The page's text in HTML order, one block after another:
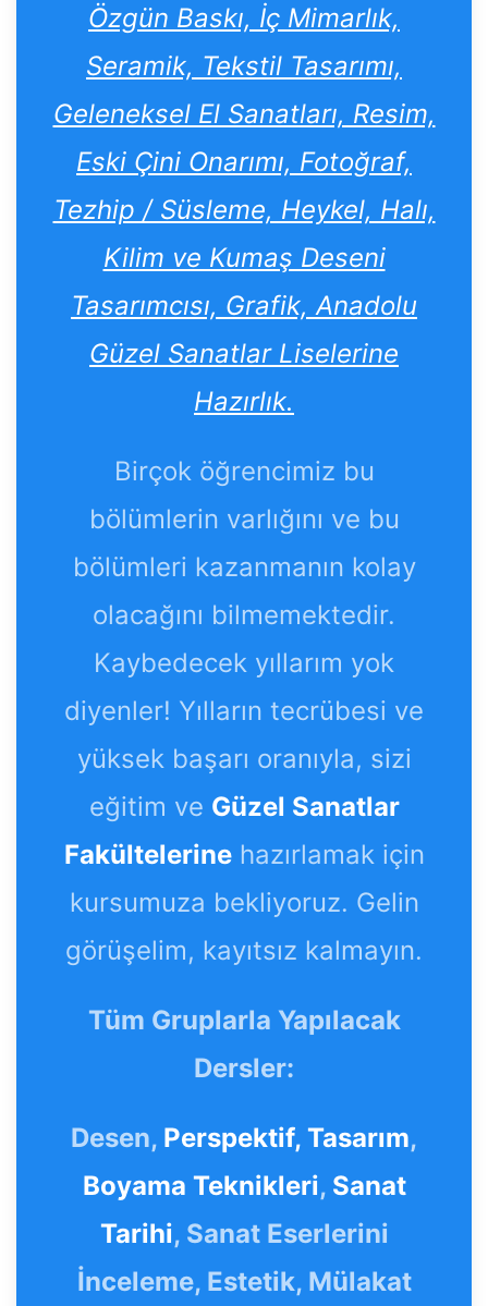
Özgün Baskı, İç Mimarlık,
Seramik, Tekstil Tasarımı,
Geleneksel El Sanatları, Resim,
Eski Çini Onarımı, Fotoğraf,
Tezhip / Süsleme, Heykel, Halı,
Kilim ve Kumaş Deseni
Tasarımcısı, Grafik, Anadolu
Güzel Sanatlar Liselerine
Hazırlık.
Birçok öğrencimiz bu
bölümlerin varlığını ve bu
bölümleri kazanmanın kolay
olacağını bilmemektedir.
Kaybedecek yıllarım yok
diyenler! Yılların tecrübesi ve
yüksek başarı oranıyla, sizi
eğitim ve Güzel Sanatlar
Fakültelerinehazırlamak için
kursumuza bekliyoruz. Gelin
görüşelim, kayıtsız kalmayın.
Tüm Gruplarla Yapılacak
Dersler:
Desen, Perspektif, Tasarım,
Boyama Teknikleri, Sanat
Tarihi, Sanat Eserlerini
İnceleme, Estetik, Mülakat